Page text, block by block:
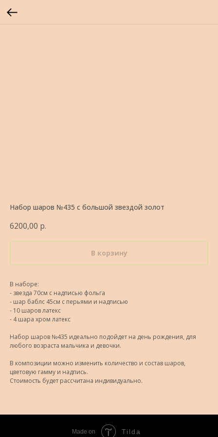
Набор шаров №435 с большой звездой золот
6200,00 р.
В корзину
В наборе:
- звезда 70см с надписью фольга
- шар баблс 45см с перьями и надписью
- 10 шаров латекс
- 4 шара хром латекс
Набор шаров №435 идеально подойдет на день рождения, для
любого возраста мальчика и девочки.
В композиции можно изменить количество и состав шаров,
цветовую гамму и надпись.
Стоимость будет рассчитана индивидуально.
Made on Tilda